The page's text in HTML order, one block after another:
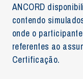
ANCORD
contendo
onde o
referentes ao
Certificação.